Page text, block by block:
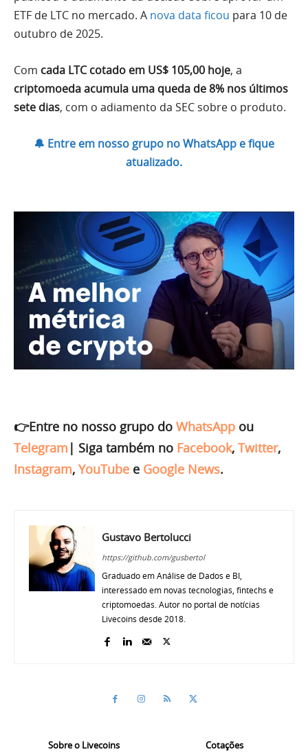
ETF de LTC no mercado. A nova data ficou para 10 de
outubro de 2025.
Com cada LTC cotado em US$ 105,00 hoje, a
criptomoeda acumula uma queda de 8% nos últimos
sete dias, com o adiamento da SEC sobre o produto.
🔔 Entre em nosso grupo no WhatsApp e fique
atualizado.
👉Entre no nosso grupo do WhatsApp ou
Telegram | Siga também no Facebook, Twitter,
Instagram, YouTube e Google News.
Gustavo Bertolucci
https://github.com/gusbertol
Graduado em Análise de Dados e BI,
interessado em novas tecnologias, fintechs e
criptomoedas. Autor no portal de notícias
Livecoins desde 2018.
Sobre o Livecoins Cotações